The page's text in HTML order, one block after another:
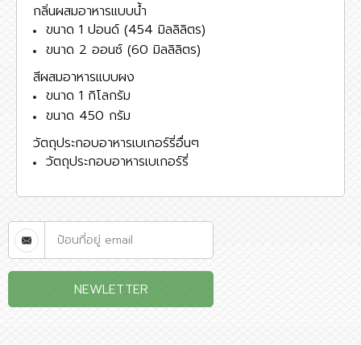
กลิ่นผสมอาหารแบบน้ำ
ขนาด 1 ปอนด์ (454 มิลลิลิตร)
ขนาด 2 ออนซ์ (60 มิลลิลิตร)
สีผสมอาหารแบบผง
ขนาด 1 กิโลกรัม
ขนาด 450 กรัม
วัตถุประกอบอาหารเบเกอร์รี่อื่นๆ
วัตถุประกอบอาหารเบเกอร์รี่
NEWLETTER